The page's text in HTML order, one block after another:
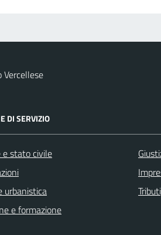
Vercellese
DI SERVIZIO
e stato civile
urbanistica
e formazione